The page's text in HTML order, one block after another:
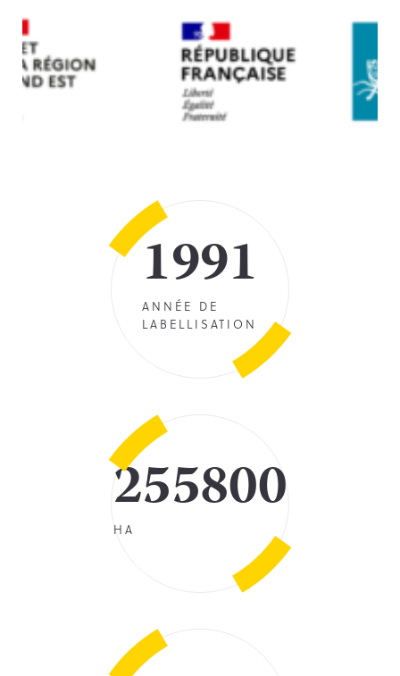
1991
ANNÉE DE
LABELLISATION
255800
HA